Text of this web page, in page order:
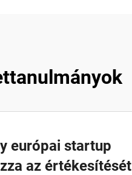
európai startup
az értékesítését